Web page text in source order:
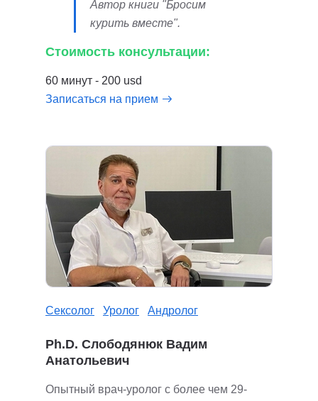
Автор книги "Бросим
курить вместе".
Стоимость консультации:
60 минут - 200 usd
Записаться на прием
Сексолог Уролог Андролог
Ph.D. Слободянюк Вадим
Анатольевич
Опытный врач-уролог с более чем 29-